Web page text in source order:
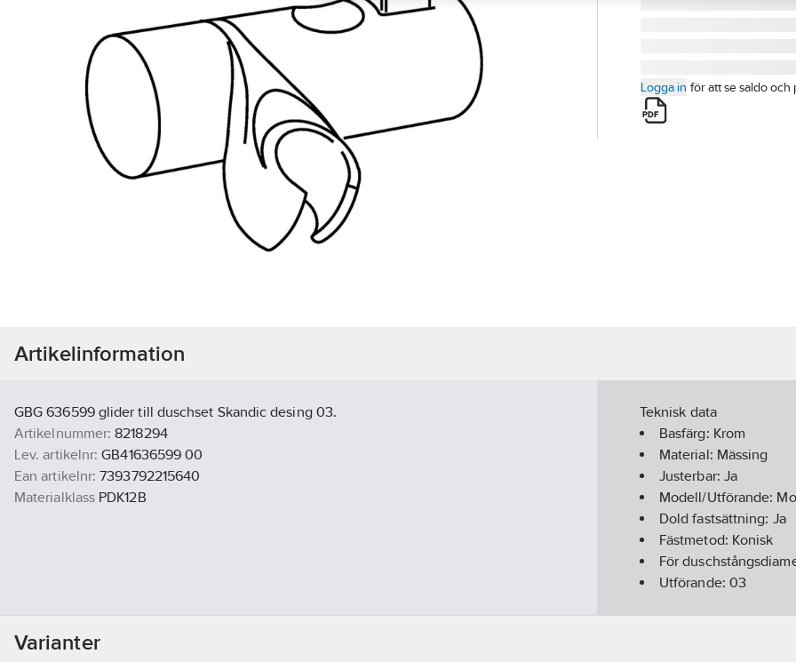
Logga in för att se saldo och
Artikelinformation
GBG 636599 glider till duschset Skandic desing 03.
Artikelnummer: 8218294
Lev. artikelnr: GB41636599 00
Ean artikelnr: 7393792215640
Materialklass PDK12B
Teknisk data
Basfärg: Krom
Material: Mässing
Justerbar: Ja
Modell/Utförande:
Dold fastsättning: Ja
Fästmetod: Konisk
För
Utförande: 03
Varianter